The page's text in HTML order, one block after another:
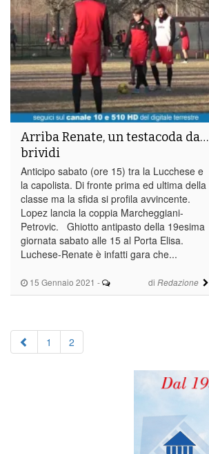
15 Gennaio 2021 - di Redazione
Arriba Renate, un testacoda da…
brividi
Anticipo sabato (ore 15) tra la Lucchese e
la capolista. Di fronte prima ed ultima della
classe ma la sfida si profila avvincente.
Lopez lancia la coppia Marcheggiani-
Petrovic. Ghiotto antipasto della 19esima
giornata sabato alle 15 al Porta Elisa.
Luchese-Renate è infatti gara che...
1 2